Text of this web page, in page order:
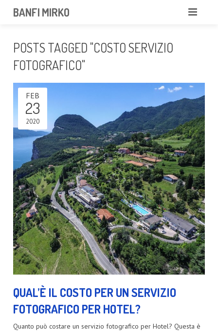
BANFI MIRKO
FOTOGRAFO
PROFESSIONISTA
PORTFOLIO
SERVIZI
NEWS
CONTATTAMI
POSTS TAGGED "COSTO SERVIZIO
FOTOGRAFICO"
QUAL’È IL COSTO PER UN SERVIZIO
FOTOGRAFICO PER HOTEL?
FEB
23
2020
Quanto può costare un servizio fotografico per Hotel? Questa è